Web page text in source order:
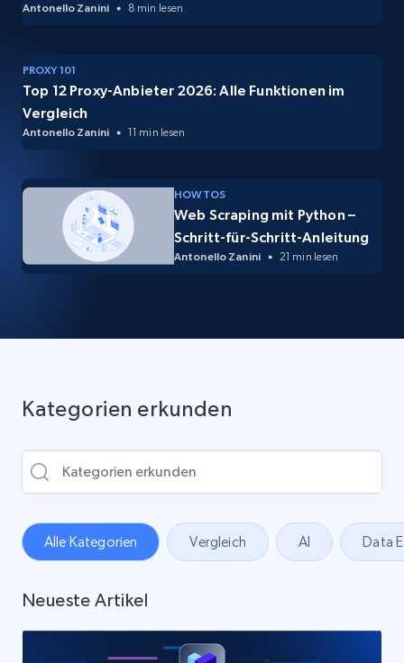
Antonello Zanini 8 min lesen
PROXY 101
Top 12 Proxy-Anbieter 2026: Alle Funktionen im
Vergleich
Antonello Zanini 11 min lesen
HOW TOS
Web Scraping mit Python –
Schritt-für-Schritt-Anleitung
Antonello Zanini 21 min lesen
Kategorien erkunden
Alle Kategorien Vergleich AI Data
Neueste Artikel